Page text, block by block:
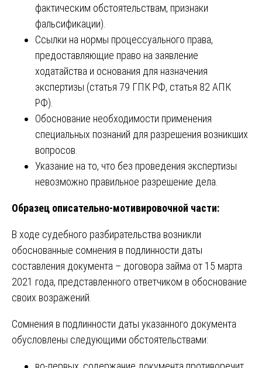
фактическим обстоятельствам, признаки
фальсификации).
Ссылки на нормы процессуального права,
предоставляющие право на заявление
ходатайства и основания для назначения
экспертизы (статья 79 ГПК РФ, статья 82 АПК
РФ).
Обоснование необходимости применения
специальных познаний для разрешения возникших
вопросов.
Указание на то, что без проведения экспертизы
невозможно правильное разрешение дела.
Образец описательно-мотивировочной части:
В ходе судебного разбирательства возникли
обоснованные сомнения в подлинности даты
составления документа – договора займа от 15 марта
2021 года, представленного ответчиком в обоснование
своих возражений.
Сомнения в подлинности даты указанного документа
обусловлены следующими обстоятельствами: